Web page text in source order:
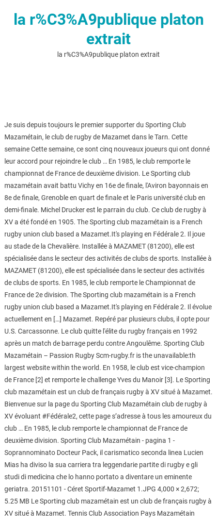
la r%C3%A9publique platon
extrait
la r%C3%A9publique platon extrait
Je suis depuis toujours le premier supporter du Sporting Club
Mazamétain, le club de rugby de Mazamet dans le Tarn. Cette
semaine Cette semaine, ce sont cinq nouveaux joueurs qui ont donné
leur accord pour rejoindre le club … En 1985, le club remporte le
championnat de France de deuxième division. Le Sporting club
mazamétain avait battu Vichy en 16e de finale, l'Aviron bayonnais en
8e de finale, Grenoble en quart de finale et le Paris université club en
demi-finale. Michel Drucker est le parrain du club. Ce club de rugby à
XV a été fondé en 1905. The Sporting club mazamétain is a French
rugby union club based a Mazamet.It's playing en Fédérale 2. Il joue
au stade de la Chevalière. Installée à MAZAMET (81200), elle est
spécialisée dans le secteur des activités de clubs de sports. Installée à
MAZAMET (81200), elle est spécialisée dans le secteur des activités
de clubs de sports. En 1985, le club remporte le Championnat de
France de 2e division. The Sporting club mazamétain is a French
rugby union club based a Mazamet.It's playing en Fédérale 2. Il évolue
actuellement en […] Mazamet. Repéré par plusieurs clubs, il opte pour
U.S. Carcassonne. Le club quitte l'élite du rugby français en 1992
après un match de barrage perdu contre Angoulême. Sporting Club
Mazamétain – Passion Rugby Scm-rugby.fr is the unavailable:th
largest website within the world. En 1958, le club est vice-champion
de France [2] et remporte le challenge Yves du Manoir [3]. Le Sporting
club mazamétain est un club de français rugby à XV situé à Mazamet.
Bienvenue sur la page du Sporting Club Mazamétain club de rugby à
XV évoluant #Fédérale2, cette page s’adresse à tous les amoureux du
club … En 1985, le club remporte le championnat de France de
deuxième division. Sporting Club Mazamétain - pagina 1 -
Soprannominato Docteur Pack, il carismatico seconda linea Lucien
Mias ha diviso la sua carriera tra leggendarie partite di rugby e gli
studi di medicina che lo hanno portato a diventare un eminente
geriatra. 20151101 - Céret Sportif-Mazamet 1.JPG 4,000 × 2,672;
5.25 MB Le Sporting club mazamétain est un club de français rugby à
XV situé à Mazamet. Tennis Club Association Pays Mazamétain